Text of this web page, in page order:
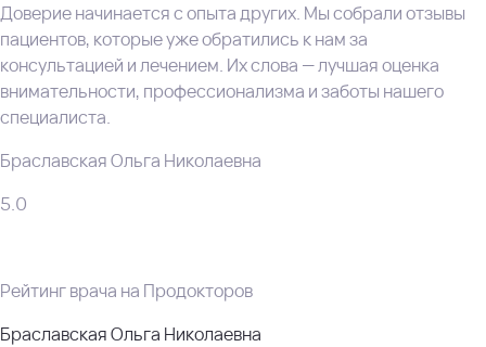
Доверие начинается с опыта других. Мы собрали отзывы
пациентов, которые уже обратились к нам за
консультацией и лечением. Их слова — лучшая оценка
внимательности, профессионализма и заботы нашего
специалиста.
Браславская Ольга Николаевна
5.0
Рейтинг врача на Продокторов
Браславская Ольга Николаевна